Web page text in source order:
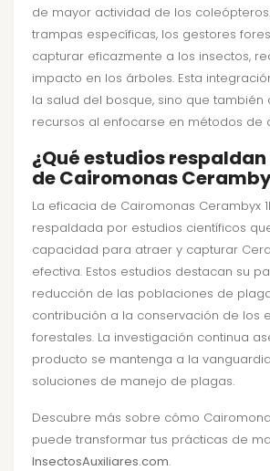
de mayor actividad de los
trampas específicas, los gestores
capturar eficazmente a los insectos,
impacto en los árboles. Esta
la salud del bosque, sino que también
recursos al enfocarse en métodos de
¿Qué estudios
de Cairomonas
La eficacia de Cairomonas Cerambyx
respaldada por estudios científicos
capacidad para atraer y capturar
efectiva. Estos estudios destacan su
reducción de las poblaciones de
contribución a la conservación de los
forestales. La investigación continua
producto se mantenga a la
soluciones de manejo de plagas.
Descubre más sobre cómo
puede transformar tus prácticas de
InsectosAuxiliares.com.